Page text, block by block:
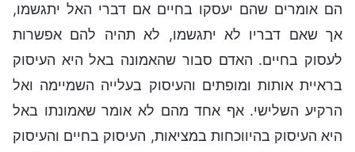
הם אומרים שהם יעסקו בחיים אם דברי האל יתגשמו,
אך שאם דבריו לא יתגשמו, לא תהיה להם אפשרות
לעסוק בחיים. האדם סבור שהאמונה באל היא העיסוק
בראיית אותות ומופתים והעיסוק בעלייה השמיימה ואל
הרקיע השלישי. אף אחד מהם לא אומר שאמונתו באל
היא העיסוק בהיווכחות במציאות, העיסוק בחיים והעיסוק